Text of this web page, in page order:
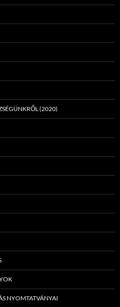
(2020)
NYOMTATVÁNYAI